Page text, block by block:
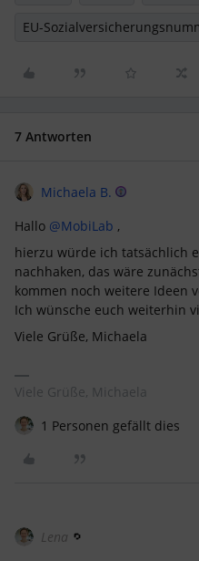
EU-
7 Antworten
Michaela B.
Hallo @MobiLab ,
hierzu würde ich tatsächlich
nachhaken, das wäre
kommen noch weitere Ideen
Ich wünsche euch weiterhin
Viele Grüße, Michaela
Viele Grüße, Michaela
1 Personen gefällt dies
Lena